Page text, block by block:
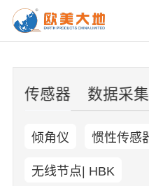
热销爆品
新品速递
传感器 数据采集
倾角仪 惯性传感
无线节点| HBK